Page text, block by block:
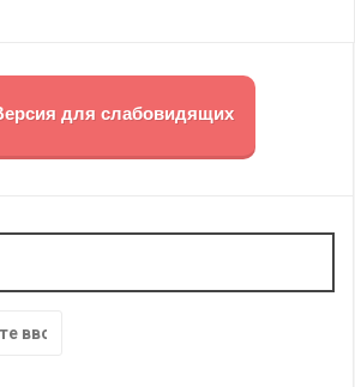
для слабовидящих